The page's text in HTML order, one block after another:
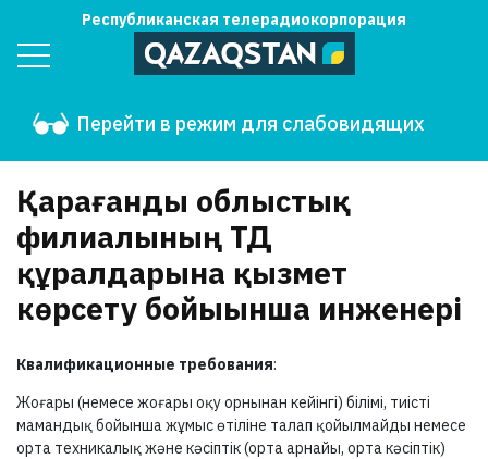
Республиканская телерадиокорпорация
Перейти в режим для слабовидящих
Қарағанды облыстық
филиалының ТД
құралдарына қызмет
көрсету бойыынша инженері
Квалификационные требования:
Жоғары (немесе жоғары оқу орнынан кейінгі) білімі, тиісті
мамандық бойынша жұмыс өтіліне талап қойылмайды немесе
орта техникалық және кәсіптік (орта арнайы, орта кәсіптік)